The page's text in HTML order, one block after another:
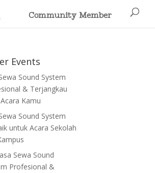
Community Member
Events
Sound System
& Terjangkau
Kamu
Sound System
untuk Acara Sekolah
Sewa Sound
Profesional &